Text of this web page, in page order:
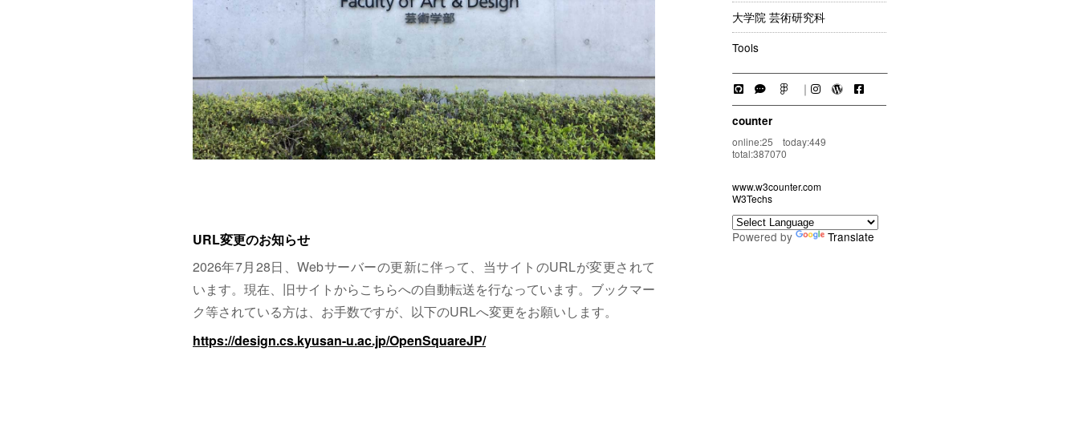
大学院 芸術研究科
Tools
｜
counter
online:25 today:449
total:387070
www.w3counter.com
W3Techs
Powered by Translate
URL変更のお知らせ
2026年7月28日、Webサーバーの更新に伴って、当サイトのURLが変更されて
います。現在、旧サイトからこちらへの自動転送を行なっています。ブックマー
ク等されている方は、お手数ですが、以下のURLへ変更をお願いします。
https://design.cs.kyusan-u.ac.jp/OpenSquareJP/